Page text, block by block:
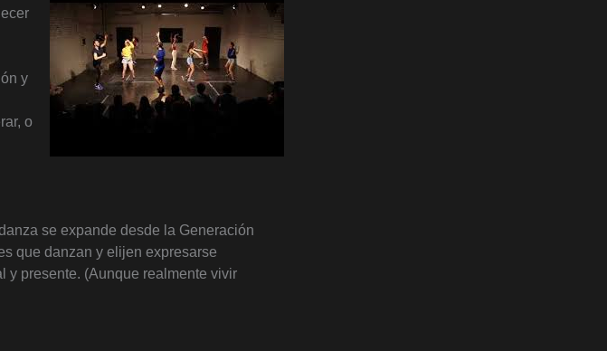
y
o
se expande desde la Generación
que danzan y elijen expresarse
y presente. (Aunque realmente vivir